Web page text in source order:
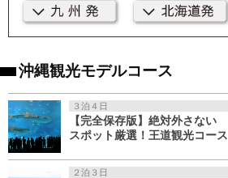
沖縄観光モデルコース
３泊４日
【完全保存版】絶対外さない
スポット厳選！王道観光コース
２泊３日